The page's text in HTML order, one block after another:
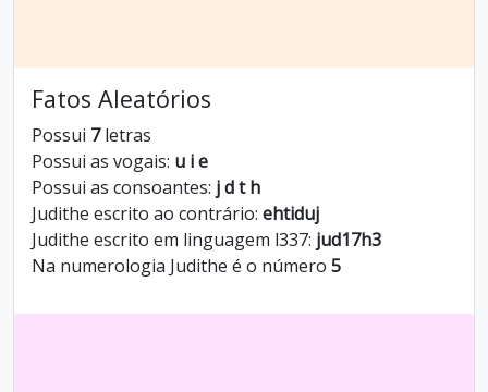
Fatos Aleatórios
Possui 7letras
Possui as vogais: u i e
Possui as consoantes: j d t h
Judithe escrito ao contrário: ehtiduj
Judithe escrito em linguagem l337: jud17h3
Na numerologia Judithe é o número 5